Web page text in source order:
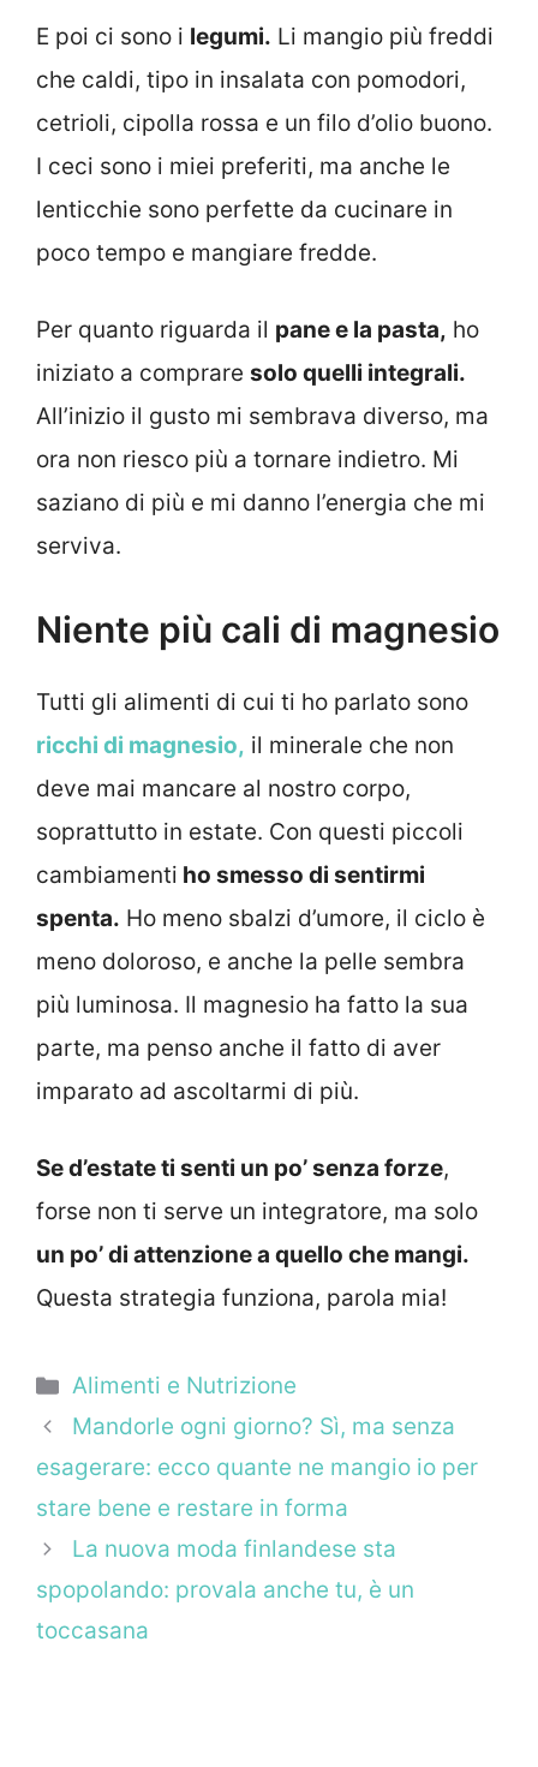
E poi ci sono i legumi. Li mangio più freddi
che caldi, tipo in insalata con pomodori,
cetrioli, cipolla rossa e un filo d’olio buono.
I ceci sono i miei preferiti, ma anche le
lenticchie sono perfette da cucinare in
poco tempo e mangiare fredde.
Per quanto riguarda il pane e la pasta, ho
iniziato a comprare solo quelli integrali.
All’inizio il gusto mi sembrava diverso, ma
ora non riesco più a tornare indietro. Mi
saziano di più e mi danno l’energia che mi
serviva.
Niente più cali di magnesio
Tutti gli alimenti di cui ti ho parlato sono
ricchi di magnesio, il minerale che non
deve mai mancare al nostro corpo,
soprattutto in estate. Con questi piccoli
cambiamenti ho smesso di sentirmi
spenta. Ho meno sbalzi d’umore, il ciclo è
meno doloroso, e anche la pelle sembra
più luminosa. Il magnesio ha fatto la sua
parte, ma penso anche il fatto di aver
imparato ad ascoltarmi di più.
Se d’estate ti senti un po’ senza forze,
forse non ti serve un integratore, ma solo
un po’ di attenzione a quello che mangi.
Questa strategia funziona, parola mia!
Categorie
Alimenti e Nutrizione
Mandorle ogni giorno? Sì, ma senza
esagerare: ecco quante ne mangio io per
stare bene e restare in forma
La nuova moda finlandese sta
spopolando: provala anche tu, è un
toccasana